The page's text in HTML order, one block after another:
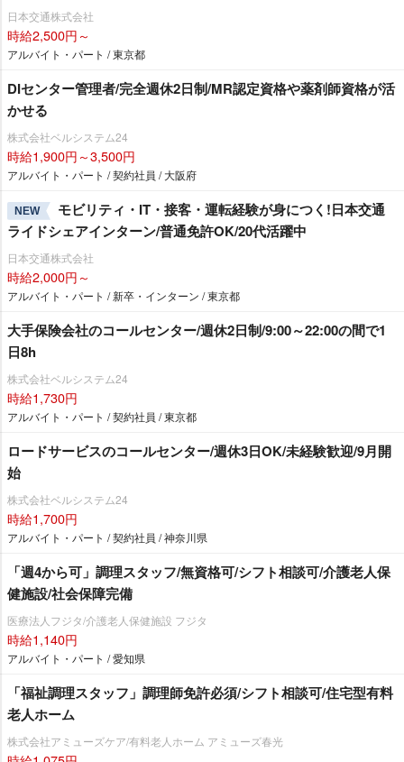
日本交通株式会社
時給2,500円～
アルバイト・パート / 東京都
DIセンター管理者/完全週休2日制/MR認定資格や薬剤師資格が活
かせる
株式会社ベルシステム24
時給1,900円～3,500円
アルバイト・パート / 契約社員 / 大阪府
NEW
モビリティ・IT・接客・運転経験が身につく!日本交通
ライドシェアインターン/普通免許OK/20代活躍中
日本交通株式会社
時給2,000円～
アルバイト・パート / 新卒・インターン / 東京都
大手保険会社のコールセンター/週休2日制/9:00～22:00の間で1
日8h
株式会社ベルシステム24
時給1,730円
アルバイト・パート / 契約社員 / 東京都
ロードサービスのコールセンター/週休3日OK/未経験歓迎/9月開
始
株式会社ベルシステム24
時給1,700円
アルバイト・パート / 契約社員 / 神奈川県
「週4から可」調理スタッフ/無資格可/シフト相談可/介護老人保
健施設/社会保障完備
医療法人フジタ/介護老人保健施設 フジタ
時給1,140円
アルバイト・パート / 愛知県
「福祉調理スタッフ」調理師免許必須/シフト相談可/住宅型有料
老人ホーム
株式会社アミューズケア/有料老人ホーム アミューズ春光